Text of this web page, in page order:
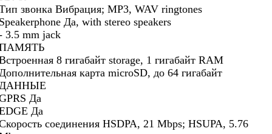
звонка Вибрация; MP3, WAV ringtones
Да, with stereo speakers
3.5 mm jack
8 гигабайт storage, 1 гигабайт RAM
карта microSD, до 64 гигабайт
Да
Да
соединения HSDPA, 21 Mbps; HSUPA, 5.76